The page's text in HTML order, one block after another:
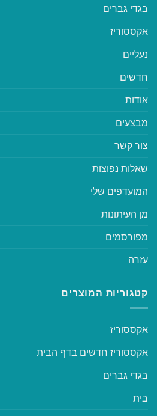
בגדי גברים
אקססוריז
נעליים
חדשים
אודות
מבצעים
צור קשר
שאלות נפוצות
המועדפים שלי
מן העיתונות
מפורסמים
עזרה
קטגוריות המוצרים
אקססוריז
אקססוריז חדשים בדף הבית
בגדי גברים
בית